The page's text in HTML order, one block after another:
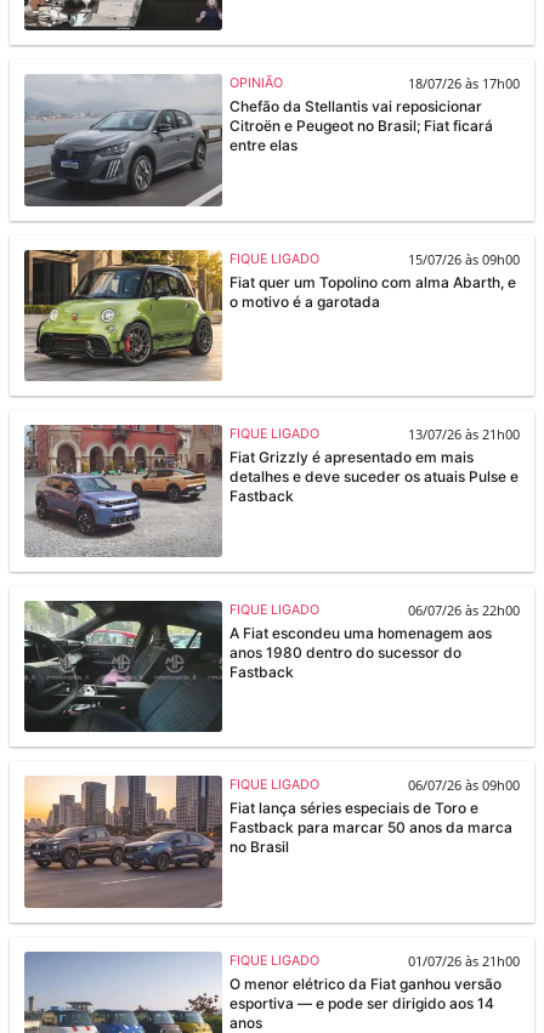
OPINIÃO
18/07/26 às 17h00
Chefão da Stellantis vai reposicionar
Citroën e Peugeot no Brasil; Fiat ficará
entre elas
FIQUE LIGADO
15/07/26 às 09h00
Fiat quer um Topolino com alma Abarth, e
o motivo é a garotada
FIQUE LIGADO
13/07/26 às 21h00
Fiat Grizzly é apresentado em mais
detalhes e deve suceder os atuais Pulse e
Fastback
FIQUE LIGADO
06/07/26 às 22h00
A Fiat escondeu uma homenagem aos
anos 1980 dentro do sucessor do
Fastback
FIQUE LIGADO
06/07/26 às 09h00
Fiat lança séries especiais de Toro e
Fastback para marcar 50 anos da marca
no Brasil
FIQUE LIGADO
01/07/26 às 21h00
O menor elétrico da Fiat ganhou versão
esportiva — e pode ser dirigido aos 14
anos